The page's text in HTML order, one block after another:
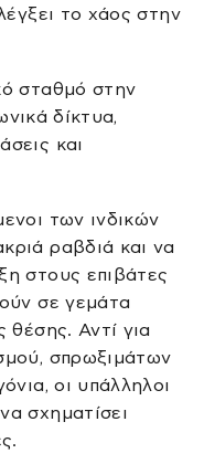
το χάος στην
σταθμό στην
δίκτυα,
και
των ινδικών
ραβδιά και να
στους επιβάτες
σε γεμάτα
θέσης. Αντί για
σπρωξιμάτων
οι υπάλληλοι
σχηματίσει